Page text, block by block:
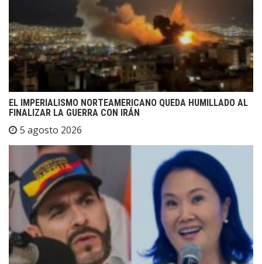
EL IMPERIALISMO NORTEAMERICANO QUEDA HUMILLADO AL
FINALIZAR LA GUERRA CON IRÁN
5 agosto 2026